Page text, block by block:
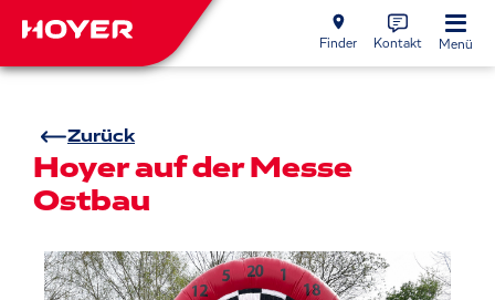
Finder Kontakt Menü
Zurück
Hoyer auf der Messe
Ostbau